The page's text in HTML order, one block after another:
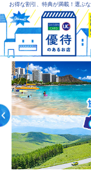
お得な割引、特典が満載！選ぶ